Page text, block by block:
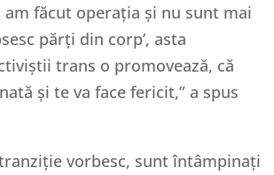
făcut operația și nu sunt mai
părți din corp’, asta
trans o promovează, că
și te va face fericit,” a spus
vorbesc, sunt întâmpinați